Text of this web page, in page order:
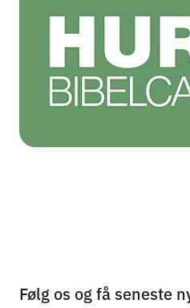
Følg os og få seneste